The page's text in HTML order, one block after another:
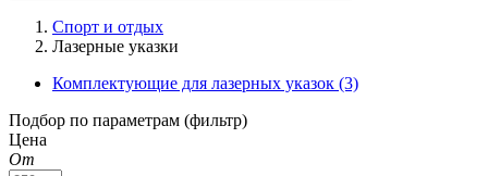
Спорт и отдых
Лазерные указки
Комплектующие для лазерных указок (3)
Подбор по параметрам (фильтр)
Цена
От